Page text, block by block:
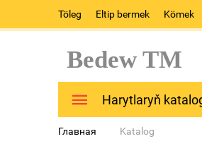
Töleg Eltip bermek Kömek
Bedew TM
Harytlaryň
Главная Katalog